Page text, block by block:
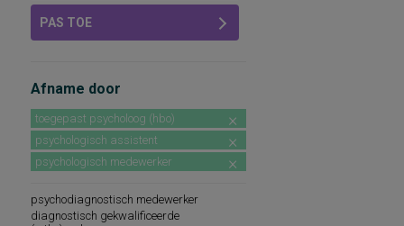
PAS TOE
Afname door
toegepast psycholoog (hbo)
psychologisch assistent
psychologisch medewerker
psychodiagnostisch medewerker
diagnostisch gekwalificeerde